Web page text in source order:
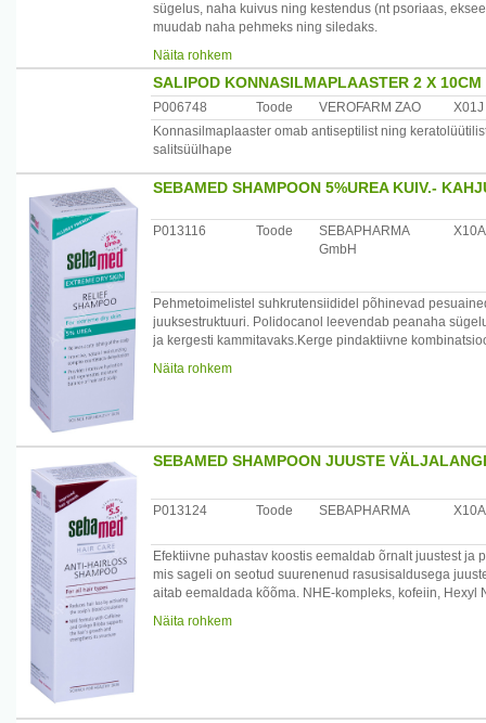
sügelus, naha kuivus ning kestendus (nt psoriaas,
muudab naha pehmeks ning siledaks.
Maaletooja: OÜ Rekvi, Punane 56b, 13619 Tallinn,
Näita rohkem
SALIPOD KONNASILMAPLAASTER 2 X 10CM
P006748 Toode VEROFARM ZAO
X01J
Konnasilmaplaaster omab antiseptilist ning
salitsüülhape
SEBAMED SHAMPOON 5%UREA KUIV.-
P013116 Toode
SEBAPHARMA
GmbH
Pehmetoimelistel suhkrutensiididel põhinevad
juuksestruktuuri. Polidocanol leevendab peanaha
ja kergesti kammitavaks.Kerge pindaktiivne
/*/*
Päritolumaa: Saksamaa
Näita rohkem
SEBAMED SHAMPOON JUUSTE
P013124 Toode SEBAPHARMA
Efektiivne puhastav koostis eemaldab õrnalt juustest
mis sageli on seotud suurenenud rasusisaldusega
aitab eemaldada kõõma. NHE-kompleks, kofeiin,
kasvu. pH 5.5 tasakaalustab juuste struktuuri, ennetab
Näita rohkem